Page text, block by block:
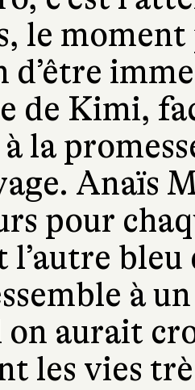
le moment
d’être
de Kimi,
la
Anaïs
pour
l’autre
à
on aurait
les vies